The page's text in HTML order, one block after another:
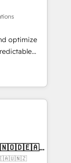
optimize
- building
need to
IT (MSP) -
and portal